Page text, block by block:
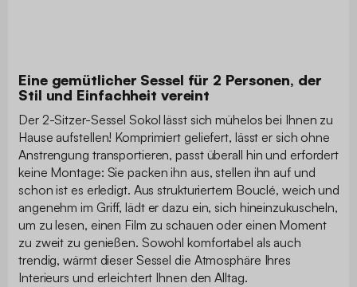
Eine gemütlicher Sessel für 2 Personen, der
Stil und Einfachheit vereint
Der 2-Sitzer-Sessel Sokol lässt sich mühelos bei Ihnen zu
Hause aufstellen! Komprimiert geliefert, lässt er sich ohne
Anstrengung transportieren, passt überall hin und erfordert
keine Montage: Sie packen ihn aus, stellen ihn auf und
schon ist es erledigt. Aus strukturiertem Bouclé, weich und
angenehm im Griff, lädt er dazu ein, sich hineinzukuscheln,
um zu lesen, einen Film zu schauen oder einen Moment
zu zweit zu genießen. Sowohl komfortabel als auch
trendig, wärmt dieser Sessel die Atmosphäre Ihres
Interieurs und erleichtert Ihnen den Alltag.